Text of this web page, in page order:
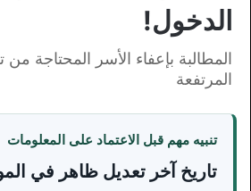
الدخول!
المطالبة بإعفاء الأسر المحتاجة من
المرتفعة
تنبيه مهم قبل الاعتماد على المعلومات
تاريخ آخر تعديل ظاهر في